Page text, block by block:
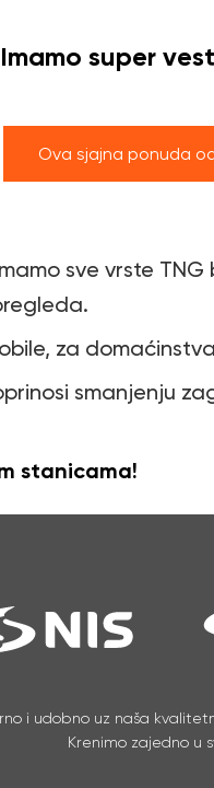
Imamo super
Ova sjajna ponuda
sve vrste
za
smanjenju
stanicama!
i udobno uz naša
Krenimo zajedno u